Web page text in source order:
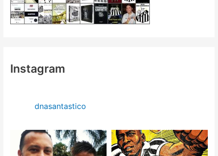
Instagram
dnasantastico